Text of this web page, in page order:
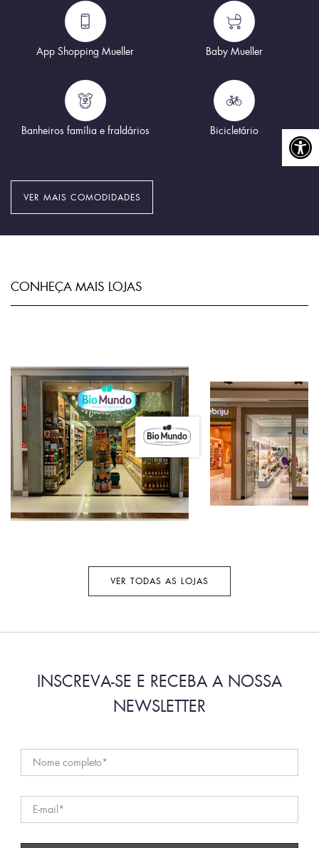
Abrir
App Shopping Mueller Baby Mueller
Banheiros família e fraldários Bicicletário
VER MAIS COMODIDADES
CONHEÇA MAIS LOJAS
VER TODAS AS LOJAS
INSCREVA-SE E RECEBA A NOSSA
NEWSLETTER